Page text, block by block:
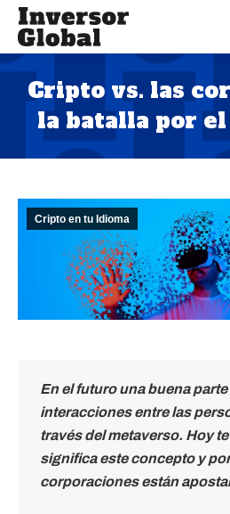
Cripto vs. las
la batalla por
Cripto en tu Idioma
En el futuro una buena parte
interacciones entre las
través del metaverso. Hoy
significa este concepto y
corporaciones están